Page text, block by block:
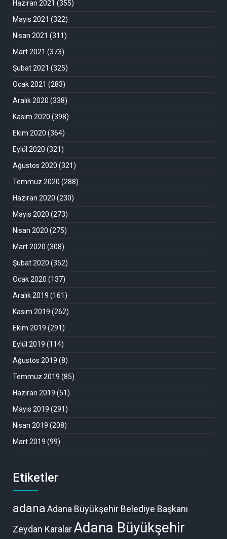
Haziran 2021 (355)
Mayıs 2021 (322)
Nisan 2021 (311)
Mart 2021 (373)
Şubat 2021 (325)
Ocak 2021 (283)
Aralık 2020 (338)
Kasım 2020 (398)
Ekim 2020 (364)
Eylül 2020 (321)
Ağustos 2020 (321)
Temmuz 2020 (288)
Haziran 2020 (230)
Mayıs 2020 (273)
Nisan 2020 (275)
Mart 2020 (308)
Şubat 2020 (352)
Ocak 2020 (137)
Aralık 2019 (161)
Kasım 2019 (262)
Ekim 2019 (291)
Eylül 2019 (114)
Ağustos 2019 (8)
Temmuz 2019 (85)
Haziran 2019 (51)
Mayıs 2019 (291)
Nisan 2019 (208)
Mart 2019 (99)
Etiketler
adanaAdana Büyükşehir Belediye Başkanı
Zeydan KaralarAdana Büyükşehir